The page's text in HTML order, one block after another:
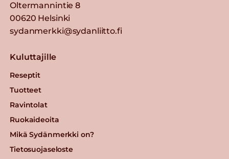
Oltermannintie 8
00620 Helsinki
sydanmerkki@sydanliitto.fi
Kuluttajille
Reseptit
Tuotteet
Ravintolat
Ruokaideoita
Mikä Sydänmerkki on?
Tietosuojaseloste